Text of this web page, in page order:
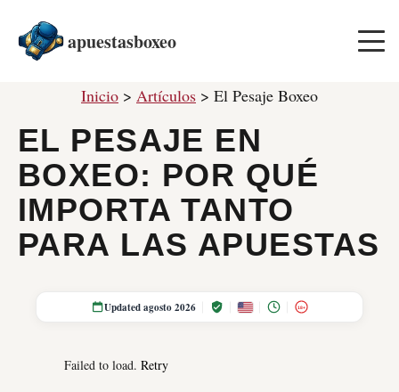
apuestasboxeo
Inicio > Artículos > El Pesaje Boxeo
EL PESAJE EN
BOXEO: POR QUÉ
IMPORTA TANTO
PARA LAS APUESTAS
Updated agosto 2026 18+
Failed to load. Retry